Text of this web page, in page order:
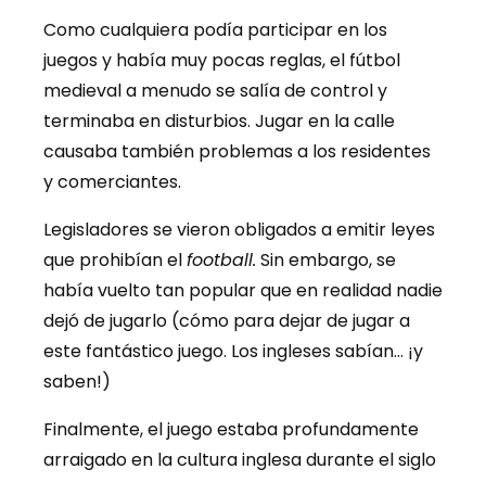
Como cualquiera podía participar en los
juegos y había muy pocas reglas, el fútbol
medieval a menudo se salía de control y
terminaba en disturbios. Jugar en la calle
causaba también problemas a los residentes
y comerciantes.
Legisladores se vieron obligados a emitir leyes
que prohibían elfootball. Sin embargo, se
había vuelto tan popular que en realidad nadie
dejó de jugarlo (cómo para dejar de jugar a
este fantástico juego. Los ingleses sabían… ¡y
saben!)
Finalmente, el juego estaba profundamente
arraigado en la cultura inglesa durante el siglo